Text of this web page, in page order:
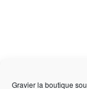
Gravier la boutique